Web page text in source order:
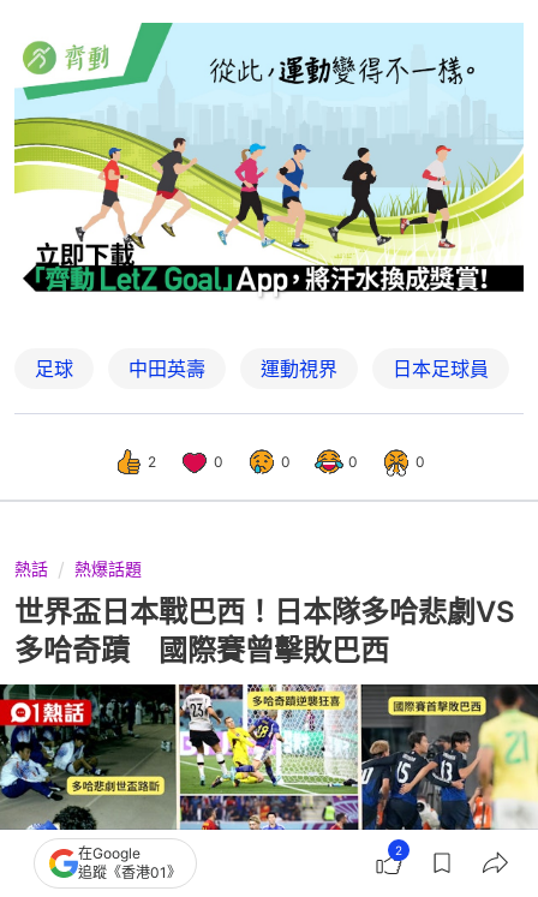
足球 中田英壽 運動視界 日本足球員
2 0 0 0 0
熱話 熱爆話題
世界盃日本戰巴西！日本隊多哈悲劇VS
多哈奇蹟 國際賽曾擊敗巴西
在Google
追蹤《香港01》
2